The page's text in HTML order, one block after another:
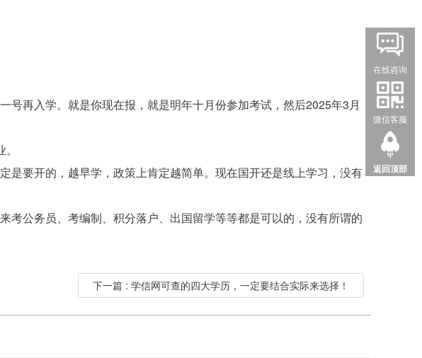
号再入学。就是你现在报，就是明年十月份参加考试，然后2025年3月
是要开的，越早学，政策上肯定越简单。现在国开还是线上学习，没有
考公务员、考编制、积分落户、出国留学等等都是可以的，没有所谓的
下一篇 : 学信网可查的四大学历，一定要结合实际来选择！
在线咨询
微信客服
返回顶部